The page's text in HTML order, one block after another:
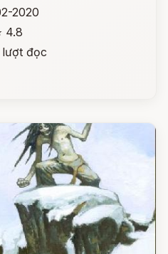
2020
4.8
lượt đọc